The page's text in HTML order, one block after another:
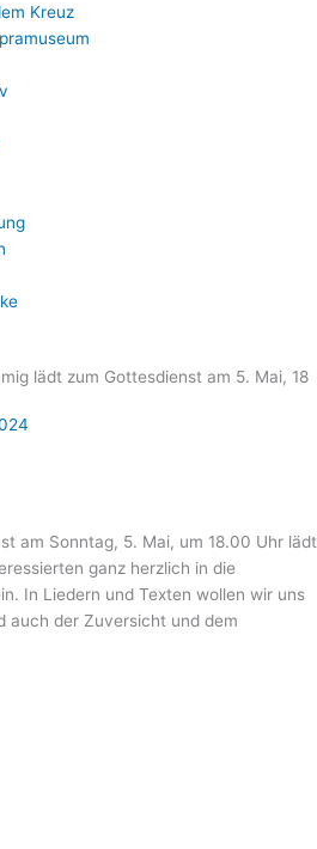
Kreuz
lädt zum Gottesdienst am 5. Mai, 18
am Sonntag, 5. Mai, um 18.00 Uhr lädt
ganz herzlich in die
In Liedern und Texten wollen wir uns
auch der Zuversicht und dem